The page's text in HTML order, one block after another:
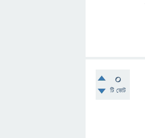
0
টি ভোট